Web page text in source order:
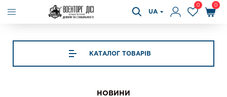
UA
0 0
КАТАЛОГ ТОВАРІВ
НОВИНИ